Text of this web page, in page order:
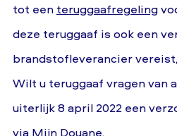
tot een teruggaafregeling
deze teruggaaf is ook een
brandstofleverancier
Wilt u teruggaaf vragen van
uiterlijk 8 april 2022 een
via Mijn Douane.